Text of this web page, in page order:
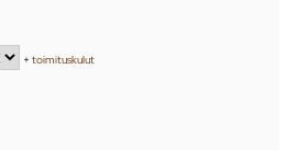
+toimituskulut